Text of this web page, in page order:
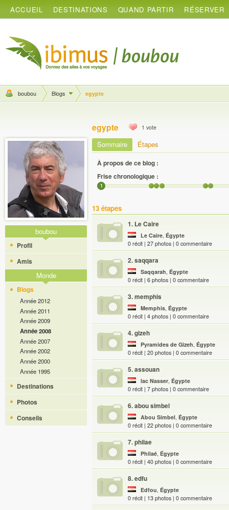
ACCUEIL DESTINATIONS QUAND PARTIR RÉSERVER
boubou Blogs egypte
boubou
Profil
Amis
Monde
Blogs
Année 2012
Année 2011
Année 2009
Année 2008
Année 2007
Année 2002
Année 2000
Année 1995
Destinations
Photos
Conseils
egypte 1 vote
Sommaire Étapes
À propos de ce blog :
Frise chronologique :
1
13 étapes
1. Le Caire
Le Caire, Égypte
0 récit | 27 photos | 0 commentaire
2. saqqara
Saqqarah, Égypte
0 récit | 6 photos | 0 commentaire
3. memphis
Memphis, Égypte
0 récit | 4 photos | 0 commentaire
4. gizeh
Pyramides de Gizeh, Égypte
0 récit | 20 photos | 0 commentaire
5. assouan
lac Nasser, Égypte
0 récit | 7 photos | 0 commentaire
6. abou simbel
Abou Simbel, Égypte
0 récit | 22 photos | 0 commentaire
7. philae
Philaé, Égypte
0 récit | 40 photos | 0 commentaire
8. edfu
Edfou, Égypte
0 récit | 13 photos | 0 commentaire